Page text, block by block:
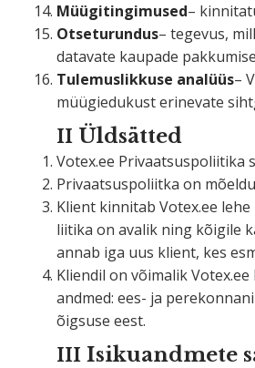
Müügi­tin­gi­mused–
Otsetu­rundus– tegevus,
da­tavate kaupade
Tulemus­likkuse analüüs–
müügiedukust erinevate
II Üldsätted
Votex.ee Privaat­sus­po­liitika
Privaat­sus­po­liitka on
Klient kinnitab Votex.ee
liitika on avalik ning kõigile
annab iga uus klient, kes
Kliendil on võimalik
andmed: ees- ja
õigsuse eest.
III Isiku­andmete